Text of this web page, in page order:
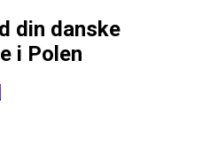
din danske
i Polen